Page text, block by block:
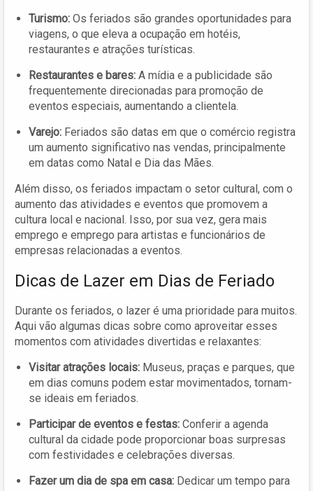
Turismo: Os feriados são grandes oportunidades para
viagens, o que eleva a ocupação em hotéis,
restaurantes e atrações turísticas.
Restaurantes e bares: A mídia e a publicidade são
frequentemente direcionadas para promoção de
eventos especiais, aumentando a clientela.
Varejo: Feriados são datas em que o comércio registra
um aumento significativo nas vendas, principalmente
em datas como Natal e Dia das Mães.
Além disso, os feriados impactam o setor cultural, com o
aumento das atividades e eventos que promovem a
cultura local e nacional. Isso, por sua vez, gera mais
emprego e emprego para artistas e funcionários de
empresas relacionadas a eventos.
Dicas de Lazer em Dias de Feriado
Durante os feriados, o lazer é uma prioridade para muitos.
Aqui vão algumas dicas sobre como aproveitar esses
momentos com atividades divertidas e relaxantes:
Visitar atrações locais: Museus, praças e parques, que
em dias comuns podem estar movimentados, tornam-
se ideais em feriados.
Participar de eventos e festas: Conferir a agenda
cultural da cidade pode proporcionar boas surpresas
com festividades e celebrações diversas.
Fazer um dia de spa em casa: Dedicar um tempo para